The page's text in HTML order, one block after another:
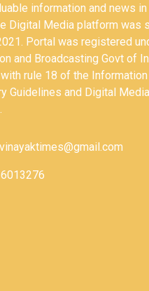
information and news
Digital Media platform was
Portal was registered
and Broadcasting Govt of
rule 18 of the
Guidelines and Digital